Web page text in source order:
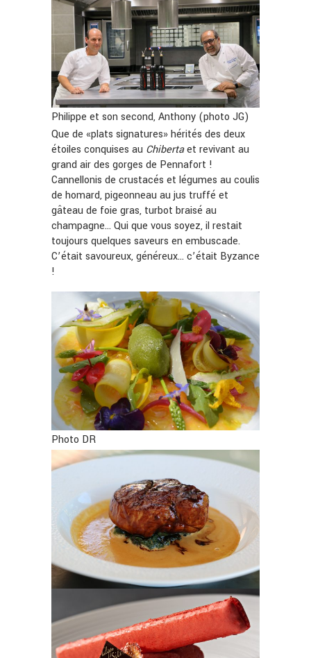
Philippe et son second, Anthony (photo JG)
Que de «plats signatures» hérités des deux
étoiles conquises au Chibertaet revivant au
grand air des gorges de Pennafort !
Cannellonis de crustacés et légumes au coulis
de homard, pigeonneau au jus truffé et
gâteau de foie gras, turbot braisé au
champagne… Qui que vous soyez, il restait
toujours quelques saveurs en embuscade.
C’était savoureux, généreux… c’était Byzance
!
Photo DR